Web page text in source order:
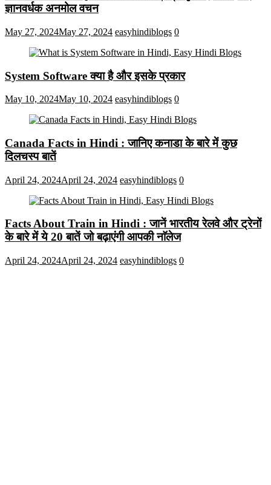
ज्ञानवर्धक अनमोल वचन
May 27, 2024May 27, 2024 easyhindiblogs 0
System Software क्या है और इसके प्रकार
May 10, 2024May 10, 2024 easyhindiblogs 0
Canada Facts in Hindi : जानिए कनाडा के बारे में कुछ
दिलचस्प बातें
April 24, 2024April 24, 2024 easyhindiblogs 0
Facts About Train in Hindi : जानें भारतीय रेलवे और ट्रेनों
के बारे में ये 20 बातें जो बढ़ाएंगी आपकी नाॅलेज
April 24, 2024April 24, 2024 easyhindiblogs 0